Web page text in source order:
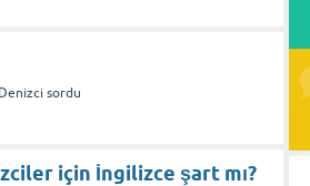
sordu
için İngilizce şart mı?